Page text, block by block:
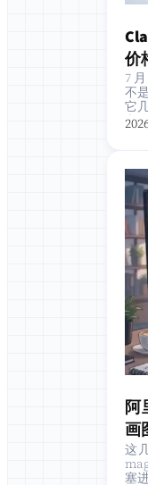
价
7
不
它
老
画
这
塞